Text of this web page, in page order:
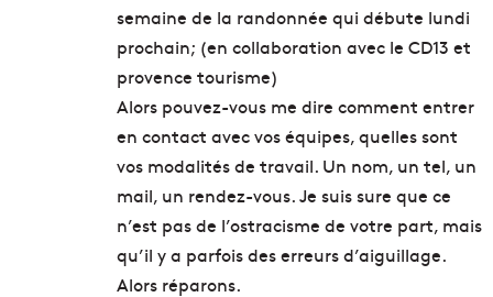
semaine de la randonnée qui débute lundi
prochain; (en collaboration avec le CD13 et
provence tourisme)
Alors pouvez-vous me dire comment entrer
en contact avec vos équipes, quelles sont
vos modalités de travail. Un nom, un tel, un
mail, un rendez-vous. Je suis sure que ce
n’est pas de l’ostracisme de votre part, mais
qu’il y a parfois des erreurs d’aiguillage.
Alors réparons.